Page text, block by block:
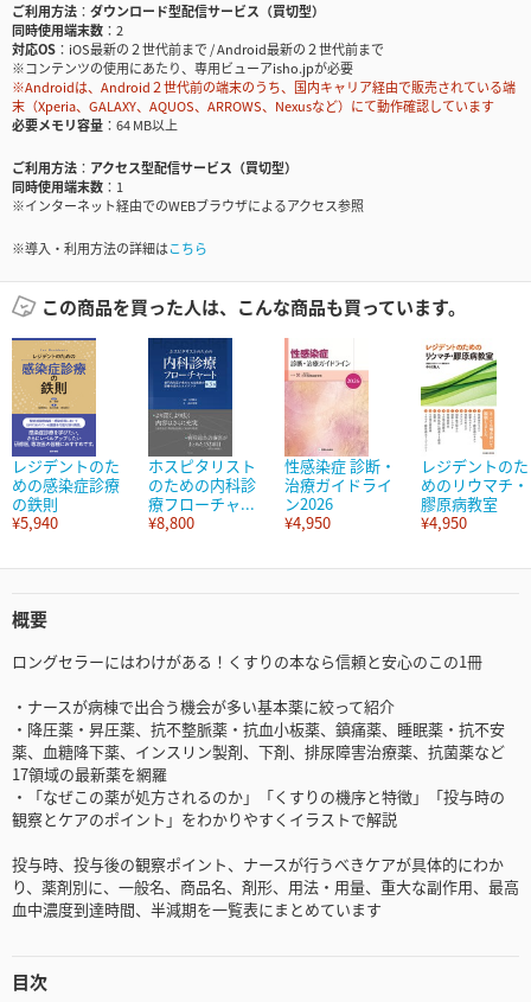
ご利用方法
ダウンロード型配信サービス（買切型）
同時使用端末数
2
対応OS
iOS最新の２世代前まで / Android最新の２世代前まで
※コンテンツの使用にあたり、専用ビューアisho.jpが必要
※Androidは、Android２世代前の端末のうち、国内キャリア経由で販売されている端
末（Xperia、GALAXY、AQUOS、ARROWS、Nexusなど）にて動作確認しています
必要メモリ容量
64 MB以上
ご利用方法
アクセス型配信サービス（買切型）
同時使用端末数
1
※インターネット経由でのWEBブラウザによるアクセス参照
※導入・利用方法の詳細はこちら
この商品を買った人は、こんな商品も買っています。
レジデントのた
めの感染症診療
の鉄則
¥5,940
ホスピタリスト
のための内科診
療フローチャ...
¥8,800
性感染症 診断・
治療ガイドライ
ン2026
¥4,950
レジデントのた
めのリウマチ・
膠原病教室
¥4,950
概要
ロングセラーにはわけがある！くすりの本なら信頼と安心のこの1冊
・ナースが病棟で出合う機会が多い基本薬に絞って紹介
・降圧薬・昇圧薬、抗不整脈薬・抗血小板薬、鎮痛薬、睡眠薬・抗不安
薬、血糖降下薬、インスリン製剤、下剤、排尿障害治療薬、抗菌薬など
17領域の最新薬を網羅
・「なぜこの薬が処方されるのか」「くすりの機序と特徴」「投与時の
観察とケアのポイント」をわかりやすくイラストで解説
投与時、投与後の観察ポイント、ナースが行うべきケアが具体的にわか
り、薬剤別に、一般名、商品名、剤形、用法・用量、重大な副作用、最高
血中濃度到達時間、半減期を一覧表にまとめています
目次